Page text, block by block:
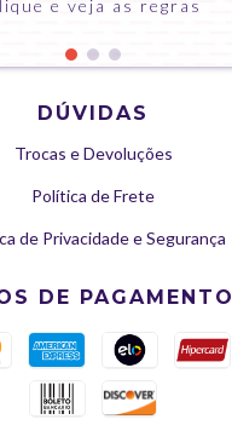
e veja as regras
DÚVIDAS
Trocas e Devoluções
Política de Frete
de Privacidade e Segurança
DE PAGAMENTO